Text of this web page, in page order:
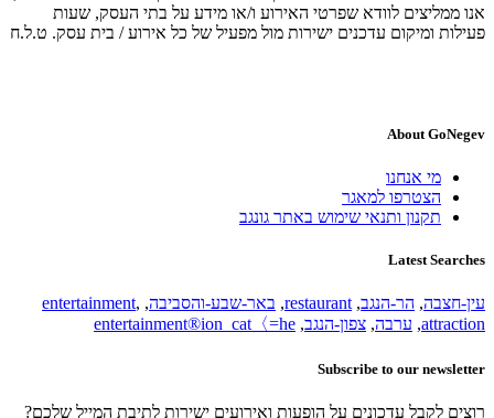
אנו ממליצים לוודא שפרטי האירוע ו/או מידע על בתי העסק, שעות
פעילות ומיקום עדכנים ישירות מול מפעיל של כל אירוע / בית עסק. ט.ל.ח
About GoNegev
מי אנחנו
הצטרפו למאגר
תקנון ותנאי שימוש באתר גונגב
Latest Searches
עין-חצבה, הר-הנגב,
restaurant
, באר-שבע-והסביבה,
entertainment,
attraction
, ערבה, צפון-הנגב,
entertainment®ion_cat〈=he
Subscribe to our newsletter
רוצים לקבל עדכונים על הופעות ואירועים ישירות לתיבת המייל שלכם?